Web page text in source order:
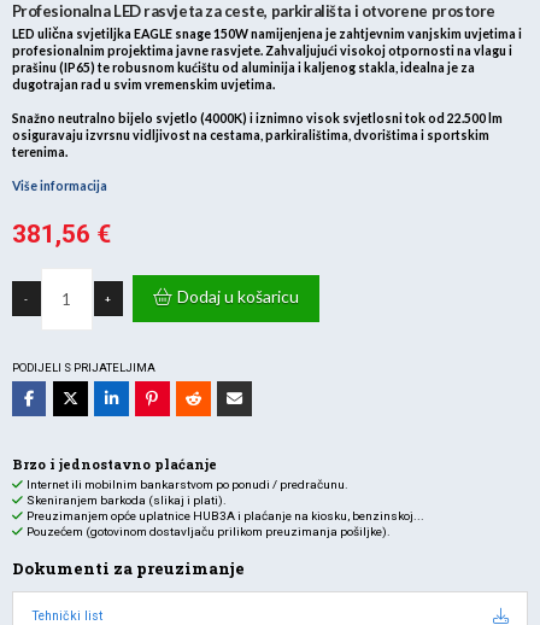
Profesionalna LED rasvjeta za ceste, parkirališta i otvorene prostore
LED ulična svjetiljka EAGLEsnage150Wnamijenjena je zahtjevnim vanjskim uvjetima i
profesionalnim projektima javne rasvjete. Zahvaljujući visokoj otpornosti na vlagu i
prašinu (IP65) te robusnom kućištu od aluminija i kaljenog stakla, idealna je za
dugotrajan rad u svim vremenskim uvjetima.
Snažno neutralno bijelo svjetlo (4000K) i iznimno visok svjetlosni tok od 22.500 lm
osiguravaju izvrsnu vidljivost na cestama, parkiralištima, dvorištima i sportskim
terenima.
Više informacija
381,56 €
-
EAGLE
150W
IP65,
garancije
+ Dodaj u košaricu
PODIJELI S PRIJATELJIMA
Brzo i jednostavno plaćanje
Internet ili mobilnim bankarstvom po ponudi / predračunu.
Skeniranjem barkoda (slikaj i plati).
Preuzimanjem opće uplatnice HUB3A i plaćanje na kiosku, benzinskoj...
Pouzećem (gotovinom dostavljaču prilikom preuzimanja pošiljke).
Dokumenti za preuzimanje
Tehnički list